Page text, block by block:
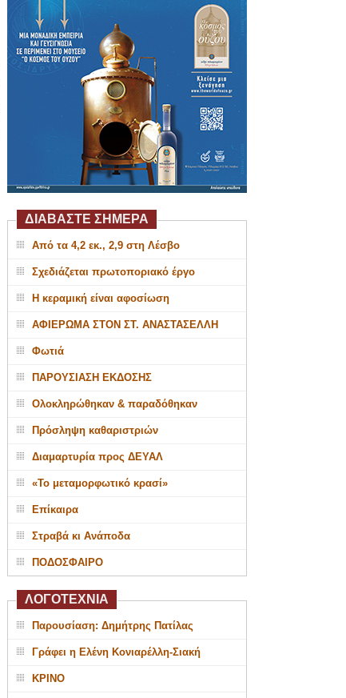
ΔΙΑΒΑΣΤΕ ΣΗΜΕΡΑ
Από τα 4,2 εκ., 2,9 στη Λέσβο
Σχεδιάζεται πρωτοποριακό έργο
Η κεραμική είναι αφοσίωση
ΑΦΙΕΡΩΜΑ ΣΤΟΝ ΣΤ. ΑΝΑΣΤΑΣΕΛΛΗ
Φωτιά
ΠΑΡΟΥΣΙΑΣΗ ΕΚΔΟΣΗΣ
Ολοκληρώθηκαν & παραδόθηκαν
Πρόσληψη καθαριστριών
Διαμαρτυρία προς ΔΕΥΑΛ
«Το μεταμορφωτικό κρασί»
Επίκαιρα
Στραβά κι Ανάποδα
ΠΟΔΟΣΦΑΙΡΟ
ΛΟΓΟΤΕΧΝΙΑ
Παρουσίαση: Δημήτρης Πατίλας
Γράφει η Ελένη Κονιαρέλλη-Σιακή
ΚΡΙΝΟ